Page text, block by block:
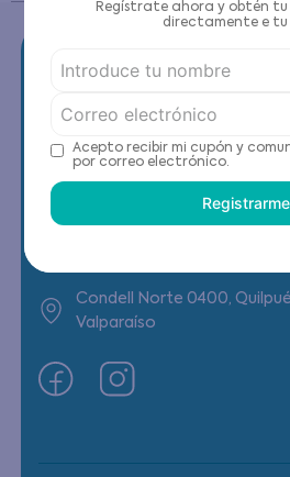
Contáctanos
(22) 6178818 - Compras
Condell Norte 0400,
Valparaíso
Regístrate ahora y obtén tu
directamente e tu
Acepto recibir mi cupón y
por correo electrónico.
Registrarme